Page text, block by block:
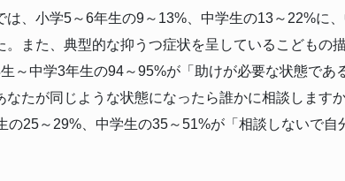
は、小学5～6年生の9～13%、中学生の13～22%に
。また、典型的な抑うつ症状を呈しているこどもの
～中学3年生の94～95%が「助けが必要な状態であ
なたが同じような状態になったら誰かに相談します
の25～29%、中学生の35～51%が「相談しないで自